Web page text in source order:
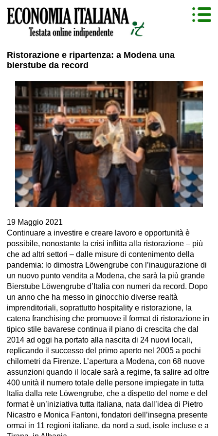
Ristorazione e ripartenza: a Modena una
bierstube da record
19 Maggio 2021
Continuare a investire e creare lavoro e opportunità è
possibile, nonostante la crisi inflitta alla ristorazione – più
che ad altri settori – dalle misure di contenimento della
pandemia: lo dimostra Löwengrube con l’inaugurazione di
un nuovo punto vendita a Modena, che sarà la più grande
Bierstube Löwengrube d’Italia con numeri da record. Dopo
un anno che ha messo in ginocchio diverse realtà
imprenditoriali, soprattutto hospitality e ristorazione, la
catena franchising che promuove il format di ristorazione in
tipico stile bavarese continua il piano di crescita che dal
2014 ad oggi ha portato alla nascita di 24 nuovi locali,
replicando il successo del primo aperto nel 2005 a pochi
chilometri da Firenze. L’apertura a Modena, con 68 nuove
assunzioni quando il locale sarà a regime, fa salire ad oltre
400 unità il numero totale delle persone impiegate in tutta
Italia dalla rete Löwengrube, che a dispetto del nome e del
format è un’iniziativa tutta italiana, nata dall’idea di Pietro
Nicastro e Monica Fantoni, fondatori dell’insegna presente
ormai in 11 regioni italiane, da nord a sud, isole incluse e a